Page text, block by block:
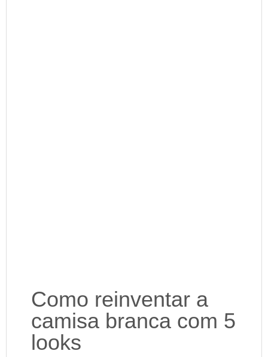
Como reinventar a
camisa branca com 5
looks